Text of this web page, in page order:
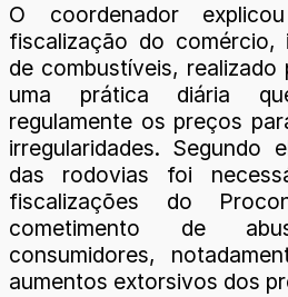
O coordenador
fiscalização do comércio,
de combustíveis,
uma prática diária
regulamente os preços
irregularidades. Segundo
das rodovias foi
fiscalizações do
cometimento de
consumidores,
aumentos extorsivos dos